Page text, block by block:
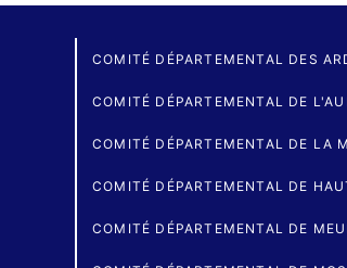
COMITÉ DÉPARTEMENTAL DES
COMITÉ DÉPARTEMENTAL DE
COMITÉ DÉPARTEMENTAL DE LA
COMITÉ DÉPARTEMENTAL DE
COMITÉ DÉPARTEMENTAL DE